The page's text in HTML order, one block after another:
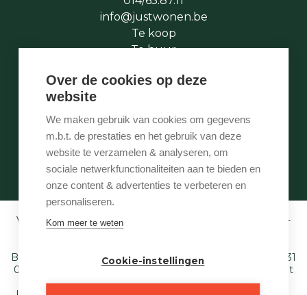
info@justwonen.be
Te koop
Te huur
Stukje geschiedenis
Onze services
Contact
Te vroeg
Eigenaarslogin
Vastgoedmakelaar-bemiddelaar BIV België BIV 507.005 -
Belgium (polisnr. 730.390.160) - Derdenrekening: BE97 1431
0000 1849. Toezichthoudende autoriteit: Beroepsinstituut
van Vastgoedmakelaars,
Over de cookies op deze
website
We maken gebruik van cookies om gegevens
m.b.t. de prestaties en het gebruik van deze
website te verzamelen & analyseren, om
sociale netwerkfunctionaliteiten aan te bieden en
onze content & advertenties te verbeteren en
personaliseren.
Kom meer te weten
Cookie-instellingen